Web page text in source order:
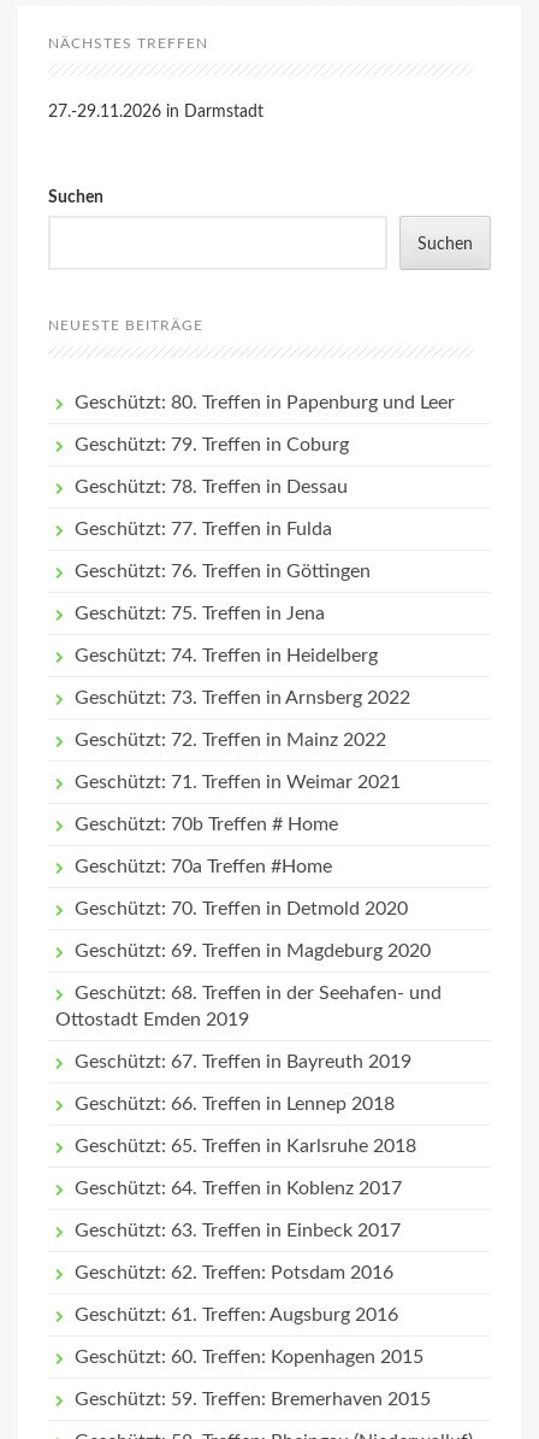
NÄCHSTES TREFFEN
27.-29.11.2026 in Darmstadt
Suchen
Suchen
NEUESTE BEITRÄGE
Geschützt: 80. Treffen in Papenburg und Leer
Geschützt: 79. Treffen in Coburg
Geschützt: 78. Treffen in Dessau
Geschützt: 77. Treffen in Fulda
Geschützt: 76. Treffen in Göttingen
Geschützt: 75. Treffen in Jena
Geschützt: 74. Treffen in Heidelberg
Geschützt: 73. Treffen in Arnsberg 2022
Geschützt: 72. Treffen in Mainz 2022
Geschützt: 71. Treffen in Weimar 2021
Geschützt: 70b Treffen # Home
Geschützt: 70a Treffen #Home
Geschützt: 70. Treffen in Detmold 2020
Geschützt: 69. Treffen in Magdeburg 2020
Geschützt: 68. Treffen in der Seehafen- und
Ottostadt Emden 2019
Geschützt: 67. Treffen in Bayreuth 2019
Geschützt: 66. Treffen in Lennep 2018
Geschützt: 65. Treffen in Karlsruhe 2018
Geschützt: 64. Treffen in Koblenz 2017
Geschützt: 63. Treffen in Einbeck 2017
Geschützt: 62. Treffen: Potsdam 2016
Geschützt: 61. Treffen: Augsburg 2016
Geschützt: 60. Treffen: Kopenhagen 2015
Geschützt: 59. Treffen: Bremerhaven 2015